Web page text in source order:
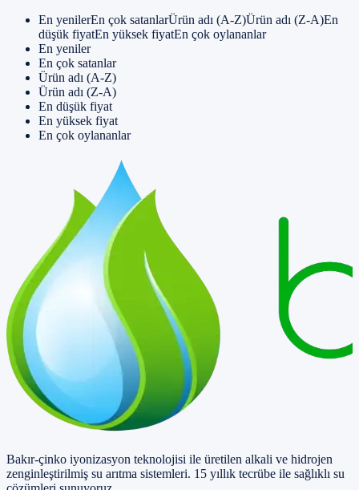
En yenilerEn çok satanlarÜrün adı (A-Z)Ürün adı (Z-A)En
düşük fiyatEn yüksek fiyatEn çok oylananlar
En yeniler
En çok satanlar
Ürün adı (A-Z)
Ürün adı (Z-A)
En düşük fiyat
En yüksek fiyat
En çok oylananlar
Bakır-çinko iyonizasyon teknolojisi ile üretilen alkali ve hidrojen
zenginleştirilmiş su arıtma sistemleri. 15 yıllık tecrübe ile sağlıklı su